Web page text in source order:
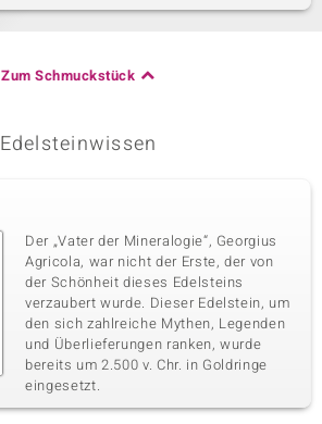
Zum Schmuckstück
Edelsteinwissen
Der „Vater der Mineralogie“, Georgius
Agricola, war nicht der Erste, der von
der Schönheit dieses Edelsteins
verzaubert wurde. Dieser Edelstein, um
den sich zahlreiche Mythen, Legenden
und Überlieferungen ranken, wurde
bereits um 2.500 v. Chr. in Goldringe
eingesetzt.